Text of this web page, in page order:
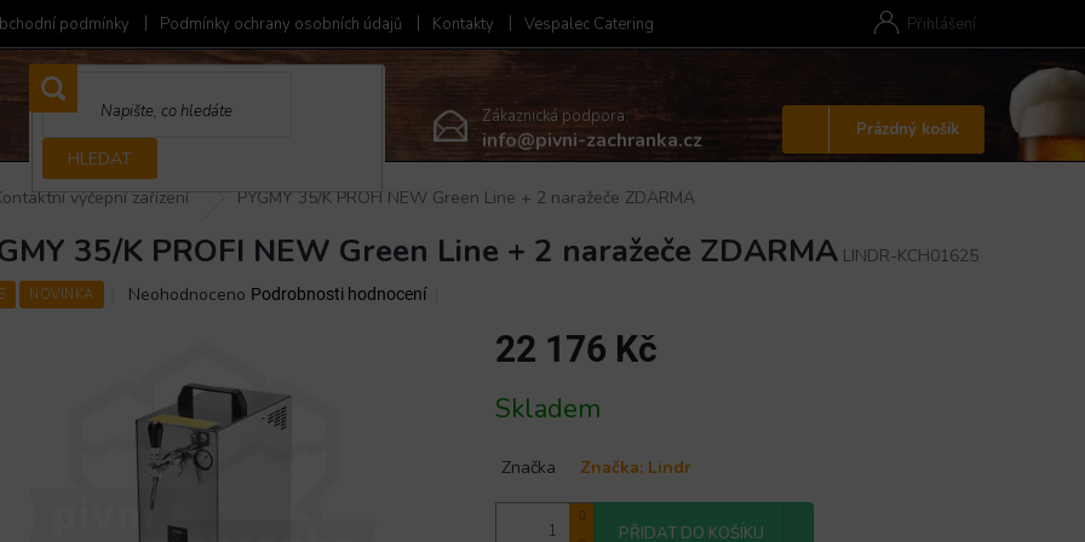
podmínky Podmínky ochrany osobních údajů Kontakty Vespalec Catering Přihlášení
HLEDAT
Zákaznická podpora:
info@pivni-zachranka.cz
Nákupní
košík
Prázdný košík
výčepní zařízení PYGMY 35/K PROFI NEW Green Line + 2 naražeče ZDARMA
35/K PROFI NEW Green Line + 2 naražeče ZDARMA LINDR-KCH01625
NOVINKA
Průměrné
5
hvězdiček.
Neohodnoceno Podrobnosti hodnocení
22 176 Kč
cena:
Skladem
Značka Značka: Lindr
PŘIDAT DO KOŠÍKU